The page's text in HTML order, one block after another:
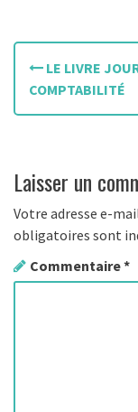
N
v
i
g
a
t
LE LIVRE
COMPTABILITÉ
Laisser un
Votre adresse e-
obligatoires sont
Commentaire*